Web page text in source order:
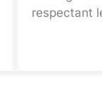
respectant